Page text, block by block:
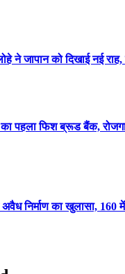
ने जापान को दिखाई नई राह,
का पहला फिश ब्रूड बैंक,
निर्माण का खुलासा, 160